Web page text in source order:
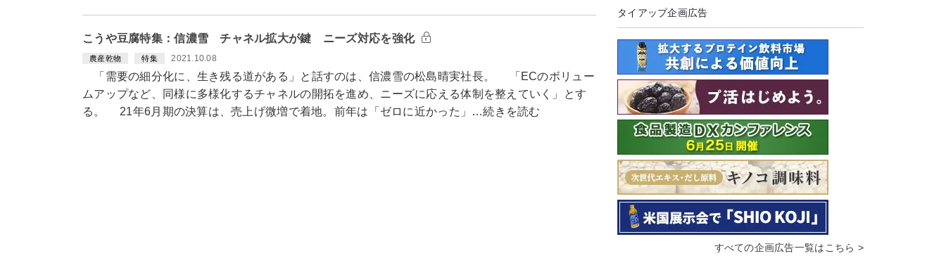
こうや豆腐特集：信濃雪 チャネル拡大が鍵 ニーズ対応を強化
農産乾物 特集 2021.10.08
「需要の細分化に、生き残る道がある」と話すのは、信濃雪の松島晴実社長。 「ECのボリュー
ムアップなど、同様に多様化するチャネルの開拓を進め、ニーズに応える体制を整えていく」とす
る。 21年6月期の決算は、売上げ微増で着地。前年は「ゼロに近かった」…続きを読む
タイアップ企画広告
すべての企画広告一覧はこちら >